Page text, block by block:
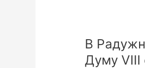
В
Думу VIII